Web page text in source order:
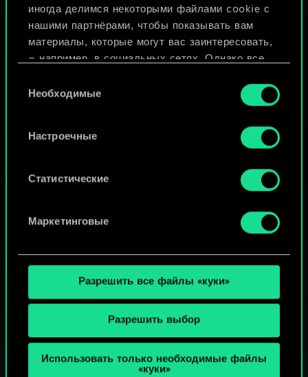
иногда делимся некоторыми файлами cookie с
нашими партнёрами, чтобы показывать вам
материалы, которые могут вас заинтересовать,
— например, в социальных сетях. Однако все
разрешения.
Найти подробную информацию о том, как мы
используем ваши файлы cookie, и изменить
«Настройки» ниже.
согласия
Необходимые
Настроечные
Статистические
Маркетинговые
Разрешить все файлы «куки»
Разрешить выбор
Использовать только необходимые файлы
«куки»
ИЛИ
МОЖЕТ ПАРТЕЕЧКУ В ГВИНТ?
ИГРАТЬ